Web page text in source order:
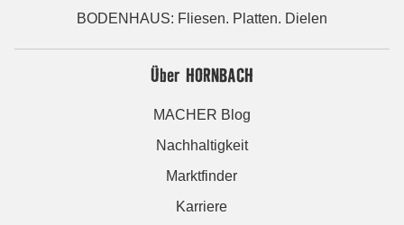
BODENHAUS: Fliesen. Platten. Dielen
Über HORNBACH
MACHER Blog
Nachhaltigkeit
Marktfinder
Karriere